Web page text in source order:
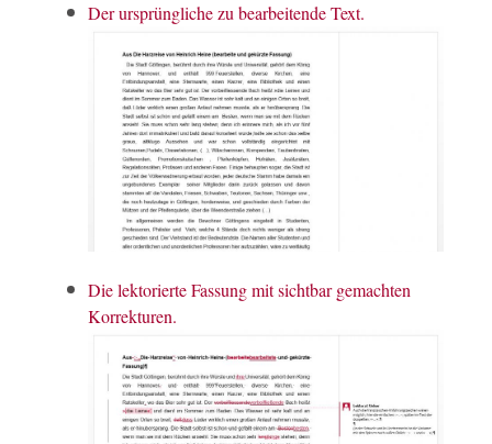
Der ursprüngliche zu bearbeitende Text.
Die lektorierte Fassung mit sichtbar gemachten
Korrekturen.